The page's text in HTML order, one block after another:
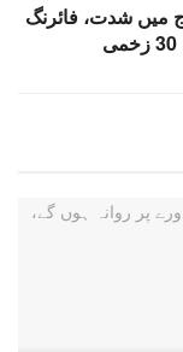
میں شدت، فائرنگ